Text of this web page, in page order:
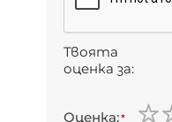
Твоята
оценка за:
Оценка